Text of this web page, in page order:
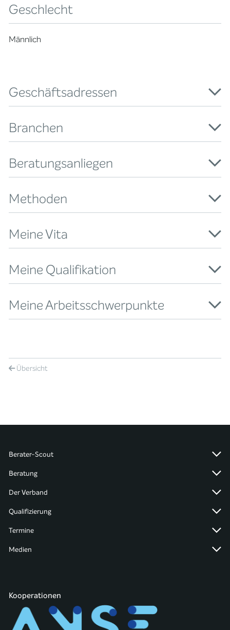
Geschlecht
Männlich
Geschäftsadressen
Branchen
Beratungsanliegen
Methoden
Meine Vita
Meine Qualifikation
Meine Arbeitsschwerpunkte
Übersicht
Berater-Scout
Beratung
Der Verband
Qualifizierung
Termine
Medien
Kooperationen